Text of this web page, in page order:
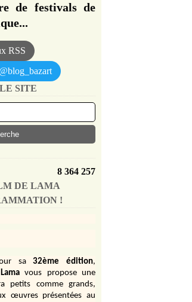
de festivals de
RSS
SITE
8 364 257
DE LAMA
!
sa 32ème édition,
vous propose une
petits comme grands,
œuvres présentées au